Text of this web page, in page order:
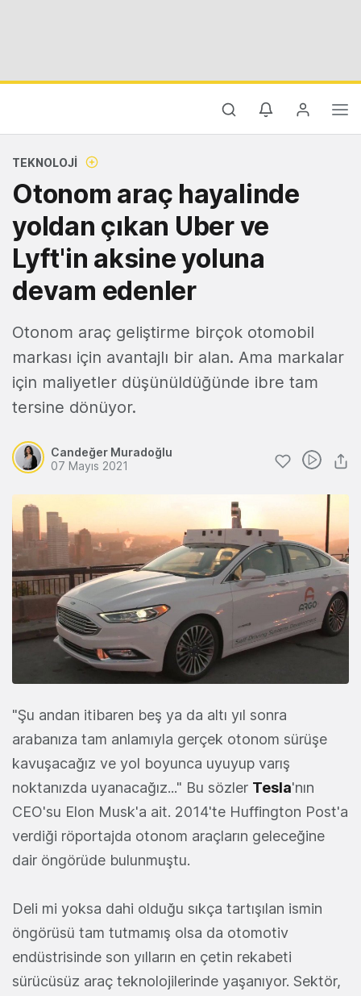
TEKNOLOJI
Otonom araç hayalinde
yoldan çıkan Uber ve
Lyft'in aksine yoluna
devam edenler
Otonom araç geliştirme birçok otomobil
markası için avantajlı bir alan. Ama markalar
için maliyetler düşünüldüğünde ibre tam
tersine dönüyor.
Candeğer Muradoğlu
07 Mayıs 2021
"Şu andan itibaren beş ya da altı yıl sonra
arabanıza tam anlamıyla gerçek otonom sürüşe
kavuşacağız ve yol boyunca uyuyup varış
noktanızda uyanacağız..." Bu sözler Tesla'nın
CEO'su Elon Musk'a ait. 2014'te Huffington Post'a
verdiği röportajda otonom araçların geleceğine
dair öngörüde bulunmuştu.
Deli mi yoksa dahi olduğu sıkça tartışılan ismin
öngörüsü tam tutmamış olsa da otomotiv
endüstrisinde son yılların en çetin rekabeti
sürücüsüz araç teknolojilerinde yaşanıyor. Sektör,